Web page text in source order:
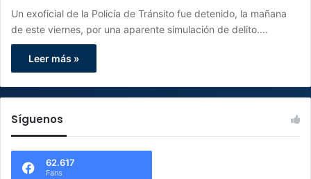
Un exoficial de la Policía de Tránsito fue detenido, la mañana
de este viernes, por una aparente simulación de delito.…
Leer más »
Síguenos
62.617
Fans